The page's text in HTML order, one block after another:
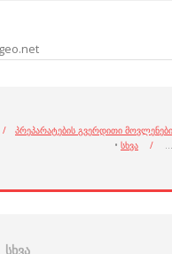
/
პრეპარატების გვერდითი მოვლენები
• სხვა / …
, სხვა